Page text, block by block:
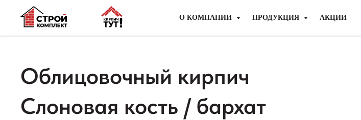
О КОМПАНИИ ПРОДУКЦИЯ АКЦИИ
Облицовочный кирпич
Слоновая кость / бархат